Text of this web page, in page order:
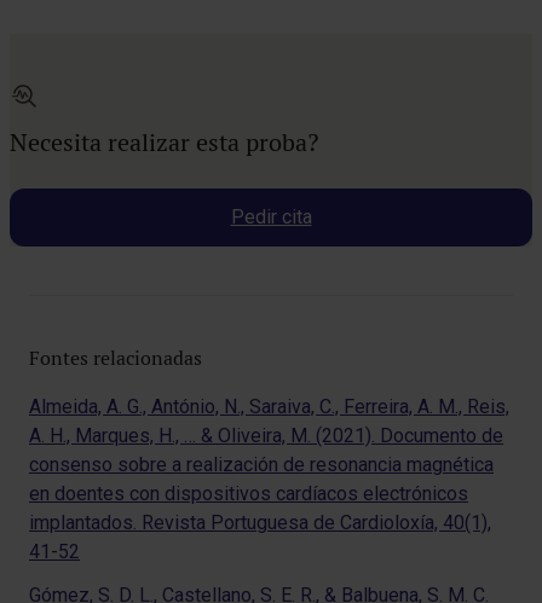
Necesita realizar esta proba?
Pedir cita
Fontes relacionadas
Almeida, A. G., António, N., Saraiva, C., Ferreira, A. M., Reis,
A. H., Marques, H., … & Oliveira, M. (2021). Documento de
consenso sobre a realización de resonancia magnética
en doentes con dispositivos cardíacos electrónicos
implantados. Revista Portuguesa de Cardioloxía, 40(1),
41-52
Gómez, S. D. L., Castellano, S. E. R., & Balbuena, S. M. C.